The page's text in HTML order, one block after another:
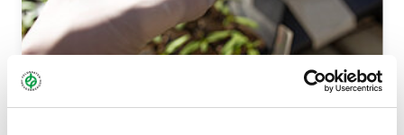
QUALITÄTSSICHERUNG